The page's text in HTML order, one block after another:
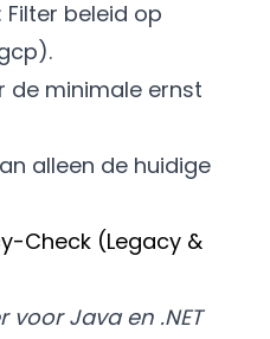
: Filter beleid op
de minimale ernst
alleen de huidige
Check (Legacy &
Java en .NET